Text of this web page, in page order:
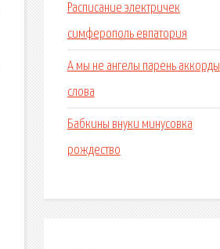
Расписание электричек
симферополь евпатория
А мы не ангелы парень аккорды
слова
Бабкины внуки минусовка
рождество